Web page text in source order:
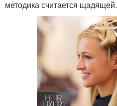
методика считается щадящей.